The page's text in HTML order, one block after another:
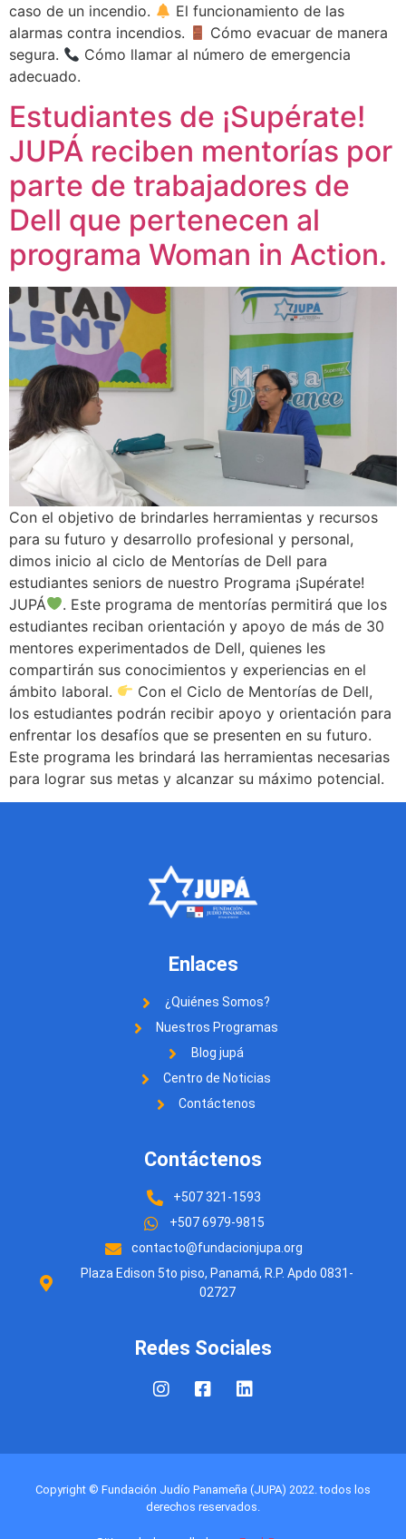
caso de un incendio.
El funcionamiento de las
alarmas contra incendios.
Cómo evacuar de manera
segura.
Cómo llamar al número de emergencia
adecuado.
Estudiantes de ¡Supérate!
JUPÁ reciben mentorías por
parte de trabajadores de
Dell que pertenecen al
programa Woman in Action.
Con el objetivo de brindarles herramientas y recursos
para su futuro y desarrollo profesional y personal,
dimos inicio al ciclo de Mentorías de Dell para
estudiantes seniors de nuestro Programa ¡Supérate!
JUPÁ
. Este programa de mentorías permitirá que los
estudiantes reciban orientación y apoyo de más de 30
mentores experimentados de Dell, quienes les
compartirán sus conocimientos y experiencias en el
ámbito laboral.
Con el Ciclo de Mentorías de Dell,
los estudiantes podrán recibir apoyo y orientación para
enfrentar los desafíos que se presenten en su futuro.
Este programa les brindará las herramientas necesarias
para lograr sus metas y alcanzar su máximo potencial.
Enlaces
¿Quiénes Somos?
Nuestros Programas
Blog jupá
Centro de Noticias
Contáctenos
Contáctenos
+507 321-1593
+507 6979-9815
contacto@fundacionjupa.org
Plaza Edison 5to piso, Panamá, R.P. Apdo 0831-
02727
Redes Sociales
Copyright © Fundación Judío Panameña (JUPA) 2022. todos los
derechos reservados.